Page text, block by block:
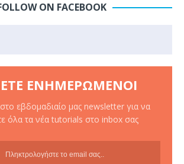
ON FACEBOOK
ΕΝΗΜΕΡΩΜΈΝΟΙ
εβδομαδιαίο μας newsletter για να
όλα τα νέα tutorials στο inbox σας